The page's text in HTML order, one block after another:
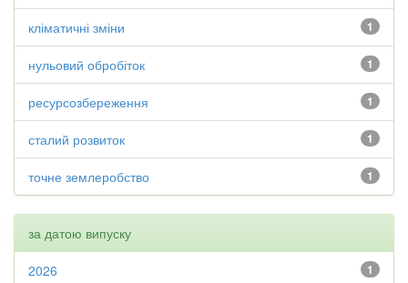
1
кліматичні зміни
1
нульовий обробіток
1
ресурсозбереження
1
сталий розвиток
1
точне землеробство
за датою випуску
1
2026